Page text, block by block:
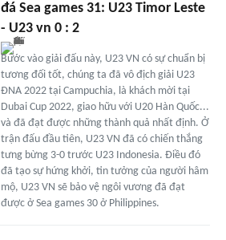
đá Sea games 31: U23 Timor Leste
- U23 vn 0 : 2
Bước vào giải đấu này, U23 VN có sự chuẩn bị
tương đối tốt, chúng ta đã vô địch giải U23
ĐNA 2022 tại Campuchia, là khách mời tại
Dubai Cup 2022, giao hữu với U20 Hàn Quốc...
và đã đạt được những thành quả nhất định. Ở
trận đấu đầu tiên, U23 VN đã có chiến thắng
tưng bừng 3-0 trước U23 Indonesia. Điều đó
đã tạo sự hứng khởi, tin tưởng của người hâm
mộ, U23 VN sẽ bảo vệ ngôi vương đã đạt
được ở Sea games 30 ở Philippines.